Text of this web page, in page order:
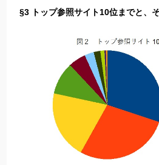
§3 トップ参照サイト10位までと、